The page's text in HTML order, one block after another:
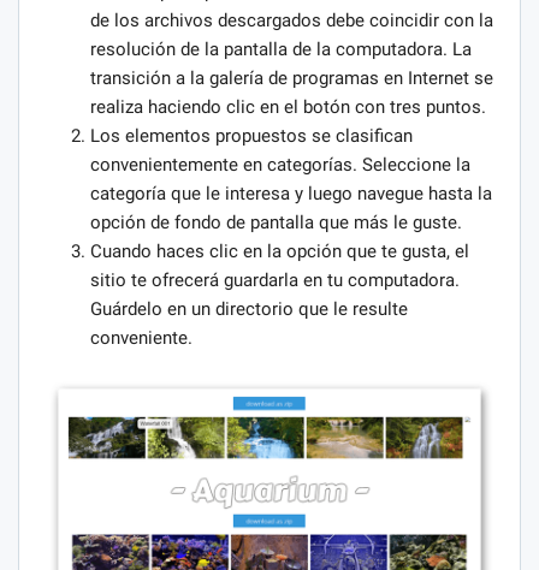
de los archivos descargados debe coincidir con la
resolución de la pantalla de la computadora. La
transición a la galería de programas en Internet se
realiza haciendo clic en el botón con tres puntos.
Los elementos propuestos se clasifican
convenientemente en categorías. Seleccione la
categoría que le interesa y luego navegue hasta la
opción de fondo de pantalla que más le guste.
Cuando haces clic en la opción que te gusta, el
sitio te ofrecerá guardarla en tu computadora.
Guárdelo en un directorio que le resulte
conveniente.